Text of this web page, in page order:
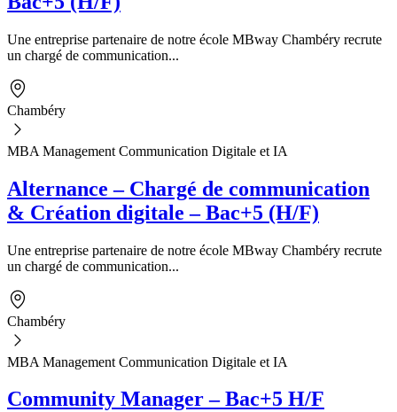
Une entreprise partenaire de notre école MBway Chambéry recrute
un chargé de communication...
Chambéry
MBA Management Communication Digitale et IA
Alternance – Chargé de communication
& Création digitale – Bac+5 (H/F)
Une entreprise partenaire de notre école MBway Chambéry recrute
un chargé de communication...
Chambéry
MBA Management Communication Digitale et IA
Community Manager – Bac+5 H/F